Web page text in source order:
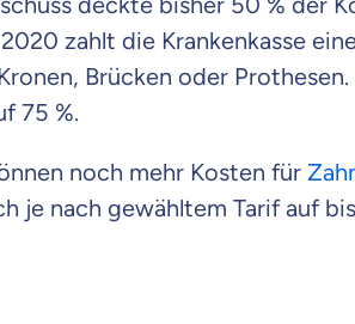
zahlt die Krankenkasse
Brücken oder
75 %.
noch mehr Kosten für
je nach gewähltem Tarif auf
Beamten
Versicherung
Zahnzusatz
Versicherung